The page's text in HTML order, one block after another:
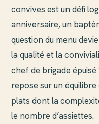
convives est un défi
anniversaire, un
question du menu
la qualité et la
chef de brigade
repose sur un
plats dont la
le nombre d’assiettes.